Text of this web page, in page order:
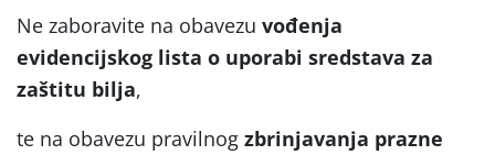
Ne zaboravite na obavezu vođenja
evidencijskog lista o uporabi sredstava za
zaštitu bilja,
te na obavezu pravilnog zbrinjavanja prazne